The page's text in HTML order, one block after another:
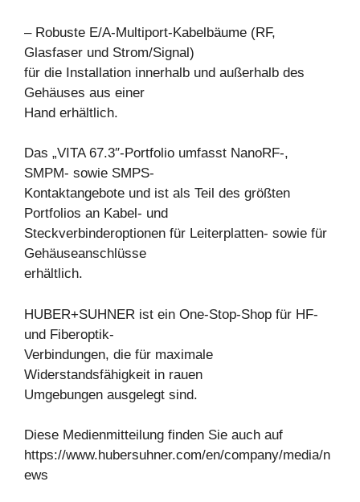
– Robuste E/A-Multiport-Kabelbäume (RF,
Glasfaser und Strom/Signal)
für die Installation innerhalb und außerhalb des
Gehäuses aus einer
Hand erhältlich.
Das „VITA 67.3″-Portfolio umfasst NanoRF-,
SMPM- sowie SMPS-
Kontaktangebote und ist als Teil des größten
Portfolios an Kabel- und
Steckverbinderoptionen für Leiterplatten- sowie für
Gehäuseanschlüsse
erhältlich.
HUBER+SUHNER ist ein One-Stop-Shop für HF-
und Fiberoptik-
Verbindungen, die für maximale
Widerstandsfähigkeit in rauen
Umgebungen ausgelegt sind.
Diese Medienmitteilung finden Sie auch auf
https://www.hubersuhner.com/en/company/media/n
ews